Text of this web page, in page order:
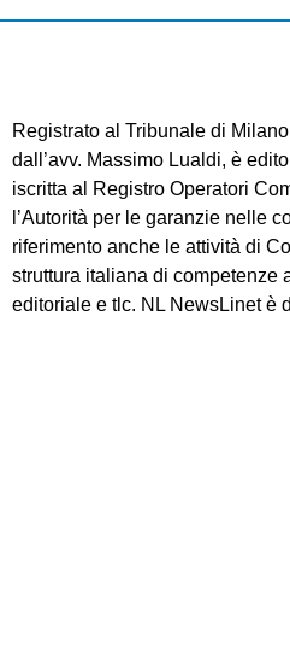
Registrato al Tribunale di
dall’avv. Massimo Lualdi, è
iscritta al Registro Operatori
l’Autorità per le garanzie nelle
riferimento anche le attività di
struttura italiana di competenze
editoriale e tlc. NL NewsLinet è